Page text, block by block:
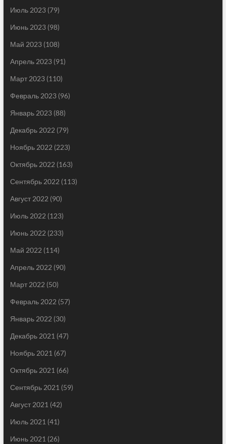
Июль 2023(79)
Июнь 2023(98)
Май 2023(108)
Апрель 2023(91)
Март 2023(110)
Февраль 2023(96)
Январь 2023(88)
Декабрь 2022 (79)
Ноябрь 2022 (223)
Октябрь 2022 (163)
Сентябрь 2022 (113)
Август 2022 (90)
Июль 2022 (123)
Июнь 2022 (233)
Май 2022 (114)
Апрель 2022 (90)
Март 2022 (50)
Февраль 2022 (57)
Январь 2022 (30)
Декабрь 2021 (47)
Ноябрь 2021 (67)
Октябрь 2021 (66)
Сентябрь 2021 (59)
Август 2021 (42)
Июль 2021 (41)
Июнь 2021 (26)